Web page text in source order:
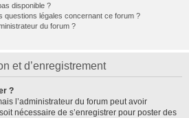
disponible ?
questions légales concernant ce forum ?
du forum ?
et d’enregistrement
?
l’administrateur du forum peut avoir
nécessaire de s’enregistrer pour poster des